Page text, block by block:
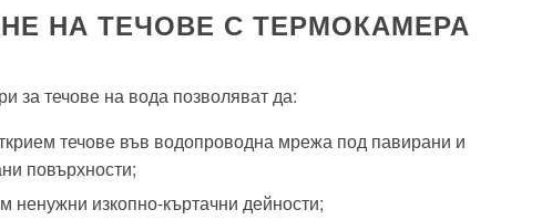
НА ТЕЧОВЕ С ТЕРМОКАМЕРА
за течове на вода позволяват да:
течове във водопроводна мрежа под павирани и
повърхности;
ненужни изкопно-къртачни дейности;